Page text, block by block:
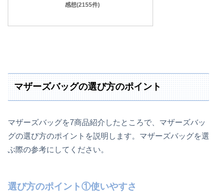
感想(2155件)
マザーズバッグの選び方のポイント
マザーズバッグを7商品紹介したところで、マザーズバッ
グの選び方のポイントを説明します。マザーズバッグを選
ぶ際の参考にしてください。
選び方のポイント①使いやすさ